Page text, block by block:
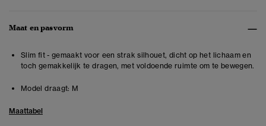
Maat en pasvorm
Slim fit - gemaakt voor een strak silhouet, dicht op het lichaam en
toch gemakkelijk te dragen, met voldoende ruimte om te bewegen.
Model draagt: M
Maattabel